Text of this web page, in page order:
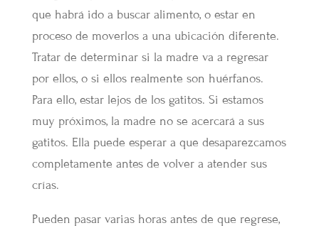
que habrá ido a buscar alimento, o estar en
proceso de moverlos a una ubicación diferente.
Tratar de determinar si la madre va a regresar
por ellos, o si ellos realmente son huérfanos.
Para ello, estar lejos de los gatitos. Si estamos
muy próximos, la madre no se acercará a sus
gatitos. Ella puede esperar a que desaparezcamos
completamente antes de volver a atender sus
crías.
Pueden pasar varias horas antes de que regrese,